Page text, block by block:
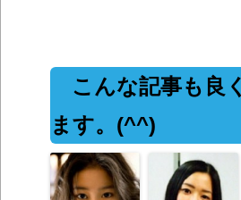
こんな記事も良
ます。(^^)